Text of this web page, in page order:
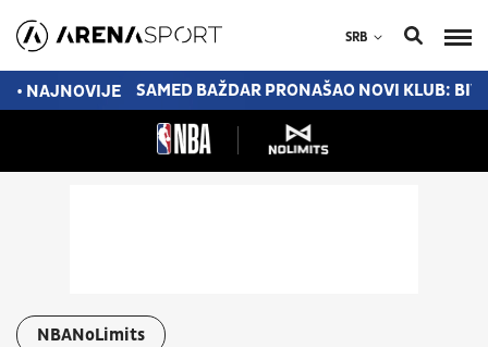
SRB
• NAJNOVIJE
U TORONTU SAMED BAŽDAR PRONAŠAO NOVI KLUB:
NBANoLimits